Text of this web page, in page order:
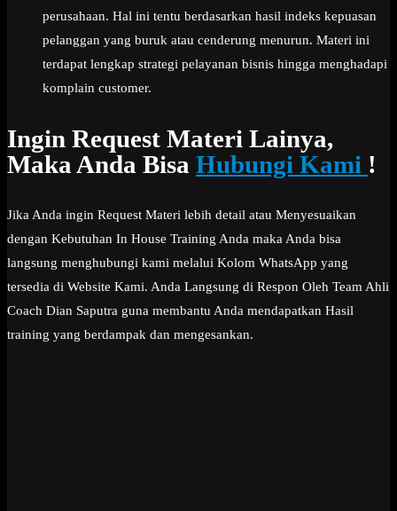
perusahaan. Hal ini tentu berdasarkan hasil indeks kepuasan
pelanggan yang buruk atau cenderung menurun. Materi ini
terdapat lengkap strategi pelayanan bisnis hingga menghadapi
komplain customer.
Ingin Request Materi Lainya,
Maka Anda Bisa Hubungi Kami !
Jika Anda ingin Request Materi lebih detail atau Menyesuaikan
dengan Kebutuhan In House Training Anda maka Anda bisa
langsung menghubungi kami melalui Kolom WhatsApp yang
tersedia di Website Kami. Anda Langsung di Respon Oleh Team Ahli
Coach Dian Saputra guna membantu Anda mendapatkan Hasil
training yang berdampak dan mengesankan.